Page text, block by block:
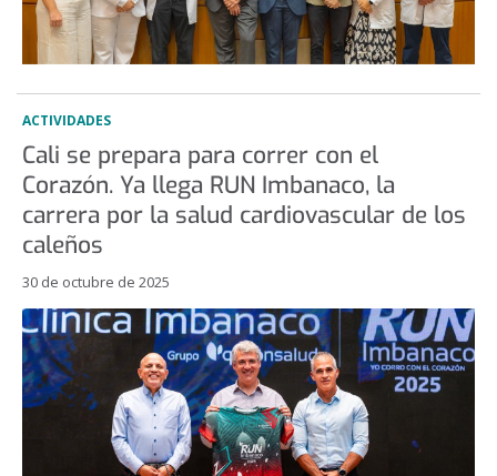
ACTIVIDADES
Cali se prepara para correr con el
Corazón. Ya llega RUN Imbanaco, la
carrera por la salud cardiovascular de los
caleños
30 de octubre de 2025